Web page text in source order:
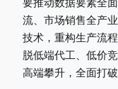
要推动数据要素全
流、市场销售全产
技术，重构生产流
脱低端代工、低价
高端攀升，全面打